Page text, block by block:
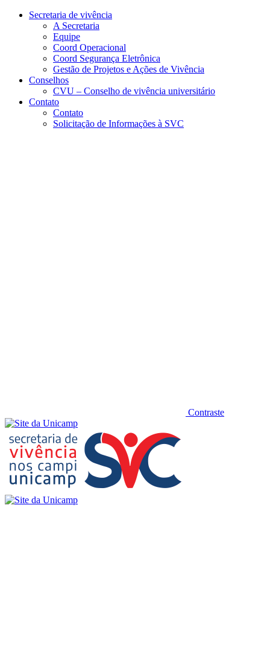
Conteúdo principal Menu principal
Secretaria de vivência
A Secretaria
Equipe
Coord Operacional
Coord Segurança Eletrônica
Gestão de Projetos e Ações de Vivência
Conselhos
CVU – Conselho de vivência universitário
Contato
Contato
Solicitação de Informações à SVC
Contraste